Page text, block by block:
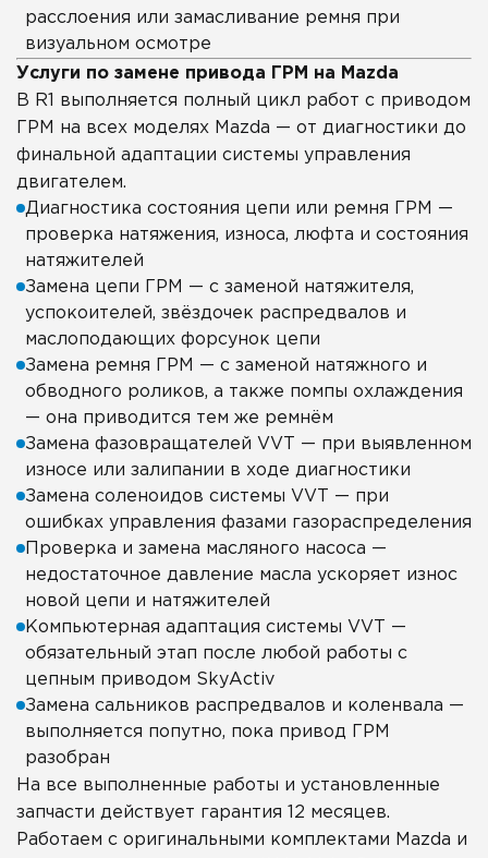
расслоения или замасливание ремня при
визуальном осмотре
Услуги по замене привода ГРМ на Mazda
В R1 выполняется полный цикл работ с приводом
ГРМ на всех моделях Mazda — от диагностики до
финальной адаптации системы управления
двигателем.
Диагностика состояния цепи или ремня ГРМ —
проверка натяжения, износа, люфта и состояния
натяжителей
Замена цепи ГРМ — с заменой натяжителя,
успокоителей, звёздочек распредвалов и
маслоподающих форсунок цепи
Замена ремня ГРМ — с заменой натяжного и
обводного роликов, а также помпы охлаждения
— она приводится тем же ремнём
Замена фазовращателей VVT — при выявленном
износе или залипании в ходе диагностики
Замена соленоидов системы VVT — при
ошибках управления фазами газораспределения
Проверка и замена масляного насоса —
недостаточное давление масла ускоряет износ
новой цепи и натяжителей
Компьютерная адаптация системы VVT —
обязательный этап после любой работы с
цепным приводом SkyActiv
Замена сальников распредвалов и коленвала —
выполняется попутно, пока привод ГРМ
разобран
На все выполненные работы и установленные
запчасти действует гарантия 12 месяцев.
Работаем с оригинальными комплектами Mazda и